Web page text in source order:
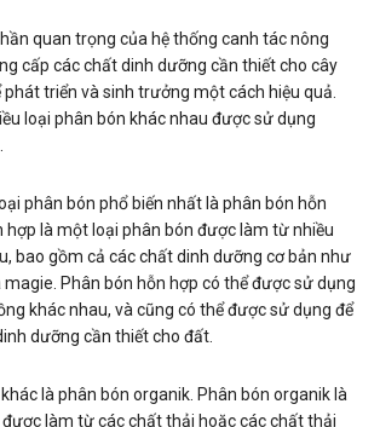
quan trọng của hệ thống canh tác nông
cấp các chất dinh dưỡng cần thiết cho cây
triển và sinh trưởng một cách hiệu quả.
loại phân bón khác nhau được sử dụng
phân bón phổ biến nhất là phân bón hỗn
hợp là một loại phân bón được làm từ nhiều
bao gồm cả các chất dinh dưỡng cơ bản như
Phân bón hỗn hợp có thể được sử dụng
khác nhau, và cũng có thể được sử dụng để
dưỡng cần thiết cho đất.
là phân bón organik. Phân bón organik là
làm từ các chất thải hoặc các chất thải